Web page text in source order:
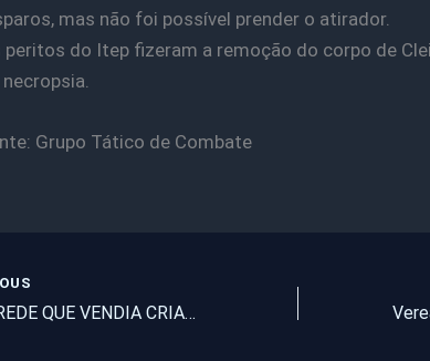
mas não foi possível prender o atirador.
peritos do Itep fizeram a remoção do corpo de
Grupo Tático de Combate
FIM DE REDE QUE VENDIA CRIANÇAS